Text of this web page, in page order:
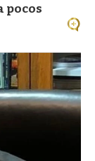
pocos